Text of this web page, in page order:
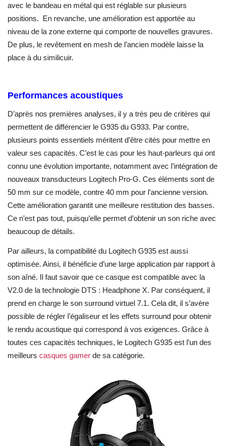
avec le bandeau en métal qui est réglable sur plusieurs
positions. En revanche, une amélioration est apportée au
niveau de la zone externe qui comporte de nouvelles gravures.
De plus, le revêtement en mesh de l’ancien modèle laisse la
place à du similicuir.
Performances acoustiques
D’après nos premières analyses, il y a très peu de critères qui
permettent de différencier le G935 du G933. Par contre,
plusieurs points essentiels méritent d’être cités pour mettre en
valeur ses capacités. C’est le cas pour les haut-parleurs qui ont
connu une évolution importante, notamment avec l’intégration de
nouveaux transducteurs Logitech Pro-G. Ces éléments sont de
50 mm sur ce modèle, contre 40 mm pour l’ancienne version.
Cette amélioration garantit une meilleure restitution des basses.
Ce n’est pas tout, puisqu’elle permet d’obtenir un son riche avec
beaucoup de détails.
Par ailleurs, la compatibilité du Logitech G935 est aussi
optimisée. Ainsi, il bénéficie d’une large application par rapport à
son aîné. Il faut savoir que ce casque est compatible avec la
V2.0 de la technologie DTS : Headphone X. Par conséquent, il
prend en charge le son surround virtuel 7.1. Cela dit, il s’avère
possible de régler l’égaliseur et les effets surround pour obtenir
le rendu acoustique qui correspond à vos exigences. Grâce à
toutes ces capacités techniques, le Logitech G935 est l’un des
meilleurs casques gamer de sa catégorie.